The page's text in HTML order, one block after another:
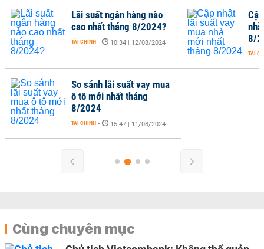
Lãi suất ngân hàng nào
cao nhất tháng 8/2024?
TÀI CHÍNH - 10:34 | 12/08/2024
8/
TÀI
So sánh lãi suất vay mua
ô tô mới nhất tháng
8/2024
TÀI CHÍNH - 15:47 | 11/08/2024
Cùng chuyên mục